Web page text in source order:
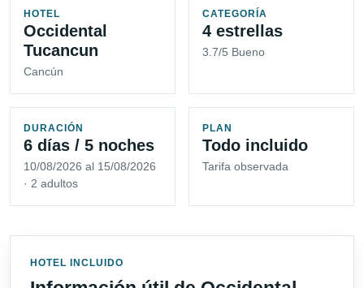
HOTEL
Occidental
Tucancun
Cancún
CATEGORÍA
4 estrellas
3.7/5 Bueno
DURACIÓN
6 días / 5 noches
10/08/2026 al 15/08/2026
· 2 adultos
PLAN
Todo incluido
Tarifa observada
HOTEL INCLUIDO